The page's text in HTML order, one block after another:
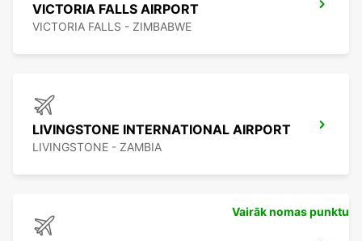
VICTORIA FALLS AIRPORT
VICTORIA FALLS - ZIMBABWE
LIVINGSTONE INTERNATIONAL AIRPORT
LIVINGSTONE - ZAMBIA
Vairāk nomas punktu